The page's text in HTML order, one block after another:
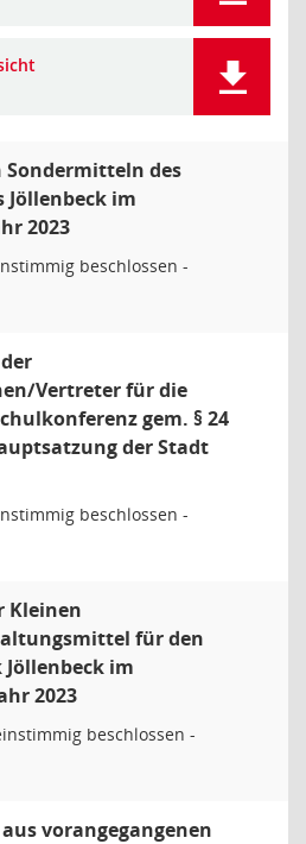
Sondermitteln des
Jöllenbeck im
2023
beschlossen -
Vertreter für die
gem. § 24
der Stadt
beschlossen -
Kleinen
für den
im
2023
beschlossen -
vorangegangenen